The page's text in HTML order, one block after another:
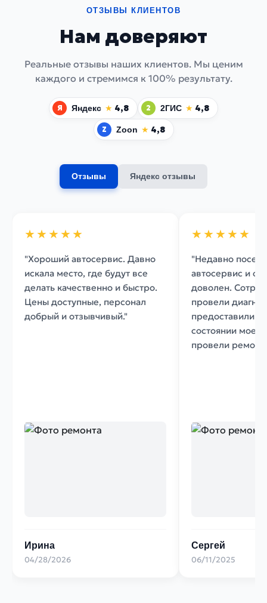
ОТЗЫВЫ КЛИЕНТОВ
Нам доверяют
Реальные отзывы наших клиентов. Мы ценим
каждого и стремимся к 100% результату.
Я Яндекс ★ 4,8 2 2ГИС ★ 4,8
Z Zoon ★ 4,8
Отзывы Яндекс отзывы
★★★★★
"Хороший автосервис. Давно
искала место, где будут все
делать качественно и быстро.
Цены доступные, персонал
добрый и отзывчивый."
Ирина
04/28/2026
★★★★★
"Недавно
автосервис и
доволен.
провели
предоставили
состоянии
провели
Сергей
06/11/2025